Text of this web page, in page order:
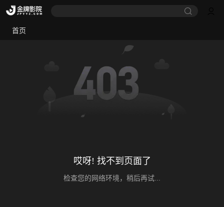
首页
哎呀! 找不到页面了
检查您的网络环境，稍后再试...